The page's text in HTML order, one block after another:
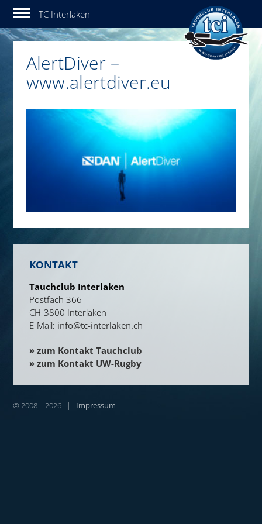
Tauchclub Interlaken
AlertDiver –
www.alertdiver.eu
KONTAKT
Tauchclub Interlaken
Postfach 366
CH-3800 Interlaken
E-Mail: info@tc-interlaken.ch
» zum Kontakt Tauchclub
» zum Kontakt UW-Rugby
© 2008 – 2026 | Impressum